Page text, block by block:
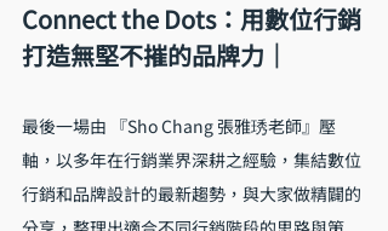
Connect the Dots：用數位行銷
打造無堅不摧的品牌力｜
最後一場由 『Sho Chang 張雅琇老師』壓
軸，以多年在行銷業界深耕之經驗，集結數位
行銷和品牌設計的最新趨勢，與大家做精闢的